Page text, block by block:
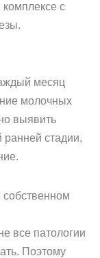
комплексе с
месяц
молочных
выявить
стадии,
все патологии
Поэтому